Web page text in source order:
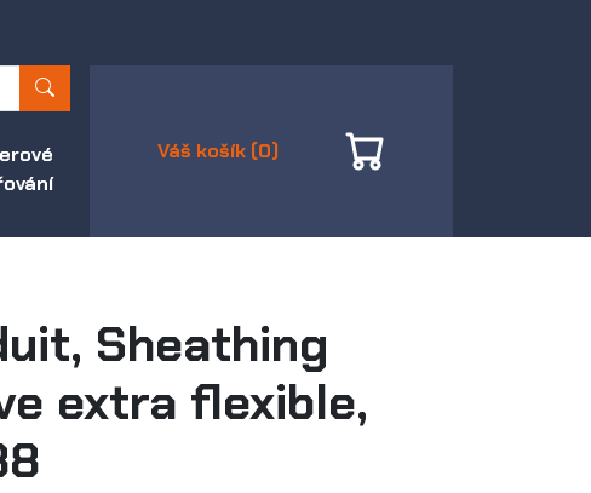
Váš košík (0)
Sheathing
extra flexible,